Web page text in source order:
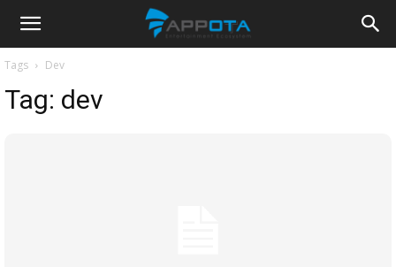
Appota
News
Tags Dev
Tag: dev